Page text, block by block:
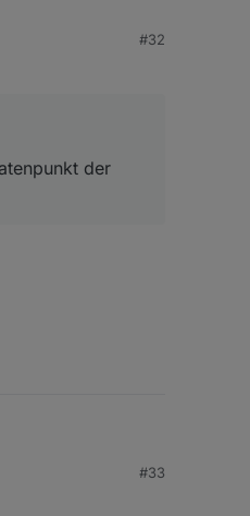
der bessere? #32
der
#33